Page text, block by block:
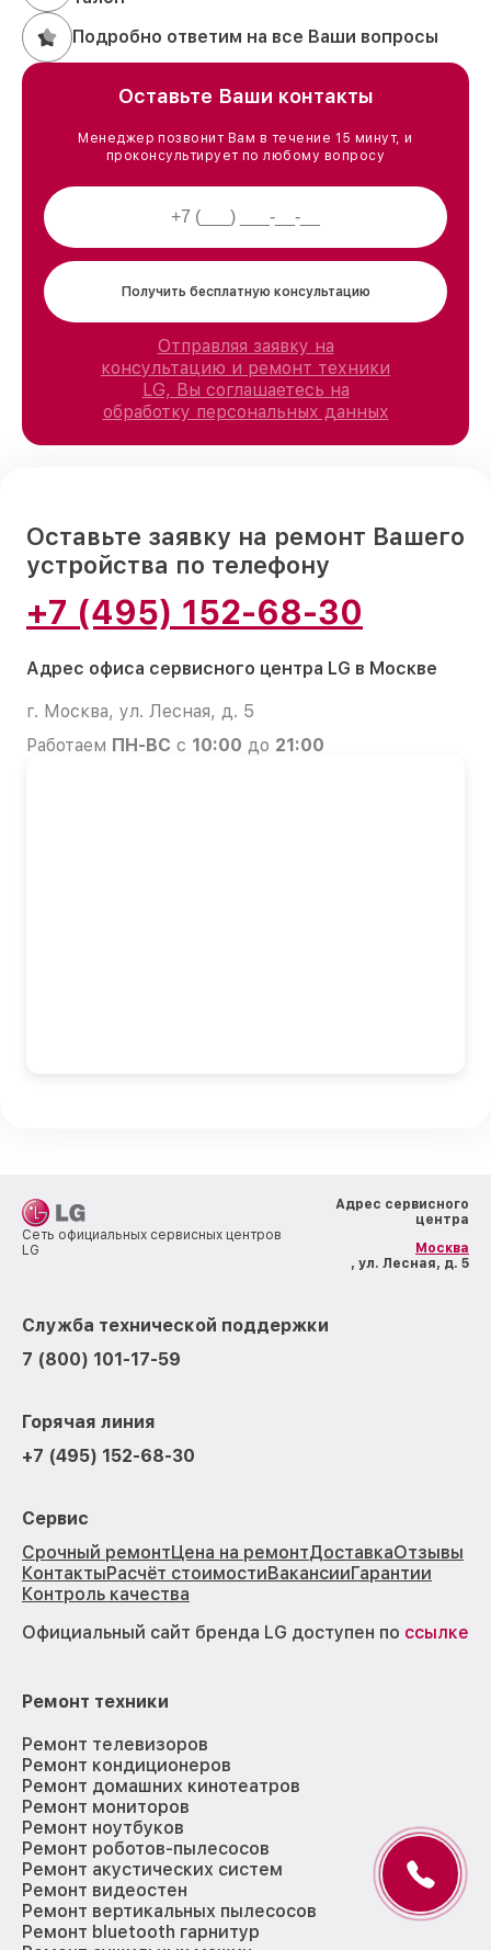
Подробно ответим на все Ваши вопросы
Оставьте Ваши контакты
Менеджер позвонит Вам в течение 15 минут, и
проконсультирует по любому вопросу
Получить бесплатную консультацию
Отправляя заявку на
консультацию и ремонт техники
LG, Вы соглашаетесь на
обработку персональных данных
Оставьте заявку на ремонт Вашего
устройства по телефону
+7 (495) 152-68-30
Адрес офиса сервисного центра LG в Москве
г. Москва, ул. Лесная, д. 5
Работаем ПН-ВС с 10:00 до 21:00
Сеть официальных сервисных центров
LG
Адрес сервисного
центра
Москва
, ул. Лесная, д. 5
Служба технической поддержки
7 (800) 101-17-59
Горячая линия
+7 (495) 152-68-30
Сервис
Срочный ремонтЦена на ремонтДоставкаОтзывы
КонтактыРасчёт стоимостиВакансииГарантии
Контроль качества
Официальный сайт бренда LG доступен по ссылке
Ремонт техники
Ремонт телевизоров
Ремонт кондиционеров
Ремонт домашних кинотеатров
Ремонт мониторов
Ремонт ноутбуков
Ремонт роботов-пылесосов
Ремонт акустических систем
Ремонт видеостен
Ремонт вертикальных пылесосов
Ремонт bluetooth гарнитур